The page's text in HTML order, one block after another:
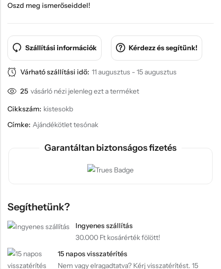
Oszd meg ismerőseiddel!
Szállítási információk Kérdezz és segítünk!
Várható szállítási idő: 11 augusztus - 15 augusztus
25 vásárló nézi jelenleg ezt a terméket
Cikkszám: kistesokb
Címke: Ajándékötlet tesónak
Garantáltan biztonságos fizetés
Segíthetünk?
Ingyenes szállítás
30.000 Ft kosárérték fölött!
15 napos visszatérítés
Nem vagy elragadtatva? Kérj visszatérítést. 15